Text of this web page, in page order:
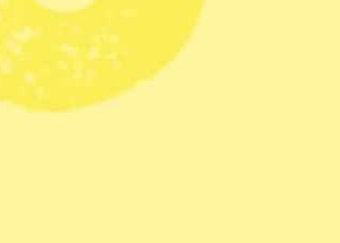
över och därmed ha möjlighet att
ett rum/en större yta till en verksamhet.
söker främst frilansande journalister,
med verksamheter som ligger nära det vi
formgivare eller kommunikatör? Eller